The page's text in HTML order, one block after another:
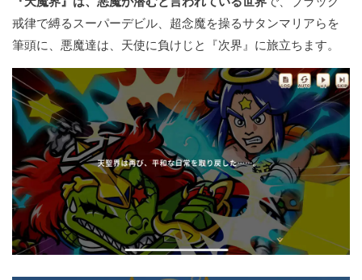
戒律で縛るスーパーデビル、超念魔を操るサタンマリアらを
筆頭に、悪魔達は、天使に負けじと『次界』に旅立ちます。